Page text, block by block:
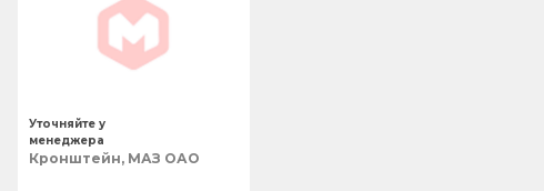
Кронштейн, МАЗ ОАО
Уточняйте у
менеджера